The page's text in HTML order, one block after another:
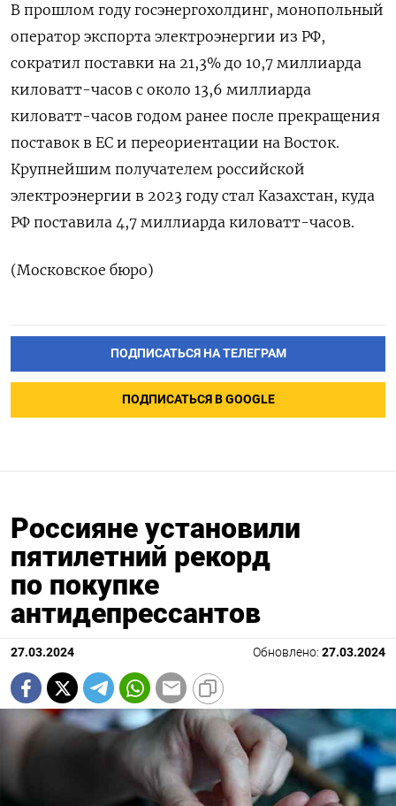
В прошлом году госэнергохолдинг, монопольный
оператор экспорта электроэнергии из РФ,
сократил поставки на 21,3% до 10,7 миллиарда
киловатт-часов с около 13,6 миллиарда
киловатт-часов годом ранее после прекращения
поставок в ЕС и переориентации на Восток.
Крупнейшим получателем российской
электроэнергии в 2023 году стал Казахстан, куда
РФ поставила 4,7 миллиарда киловатт-часов.
(Московское бюро)
ПОДПИСАТЬСЯ НА ТЕЛЕГРАМ
ПОДПИСАТЬСЯ В GOOGLE
Россияне установили
пятилетний рекорд
по покупке
антидепрессантов
27.03.2024 Обновлено: 27.03.2024